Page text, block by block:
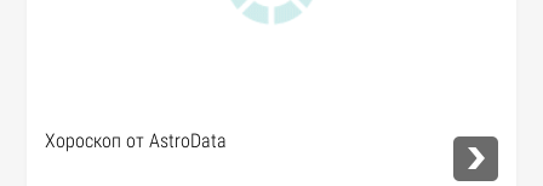
Хороскоп от AstroData